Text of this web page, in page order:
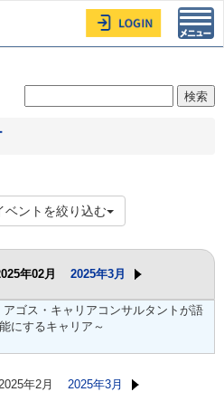
ベントを絞り込む
年02月 2025年3月
ゴス・キャリアコンサルタントが語
にするキャリア～
年2月 2025年3月